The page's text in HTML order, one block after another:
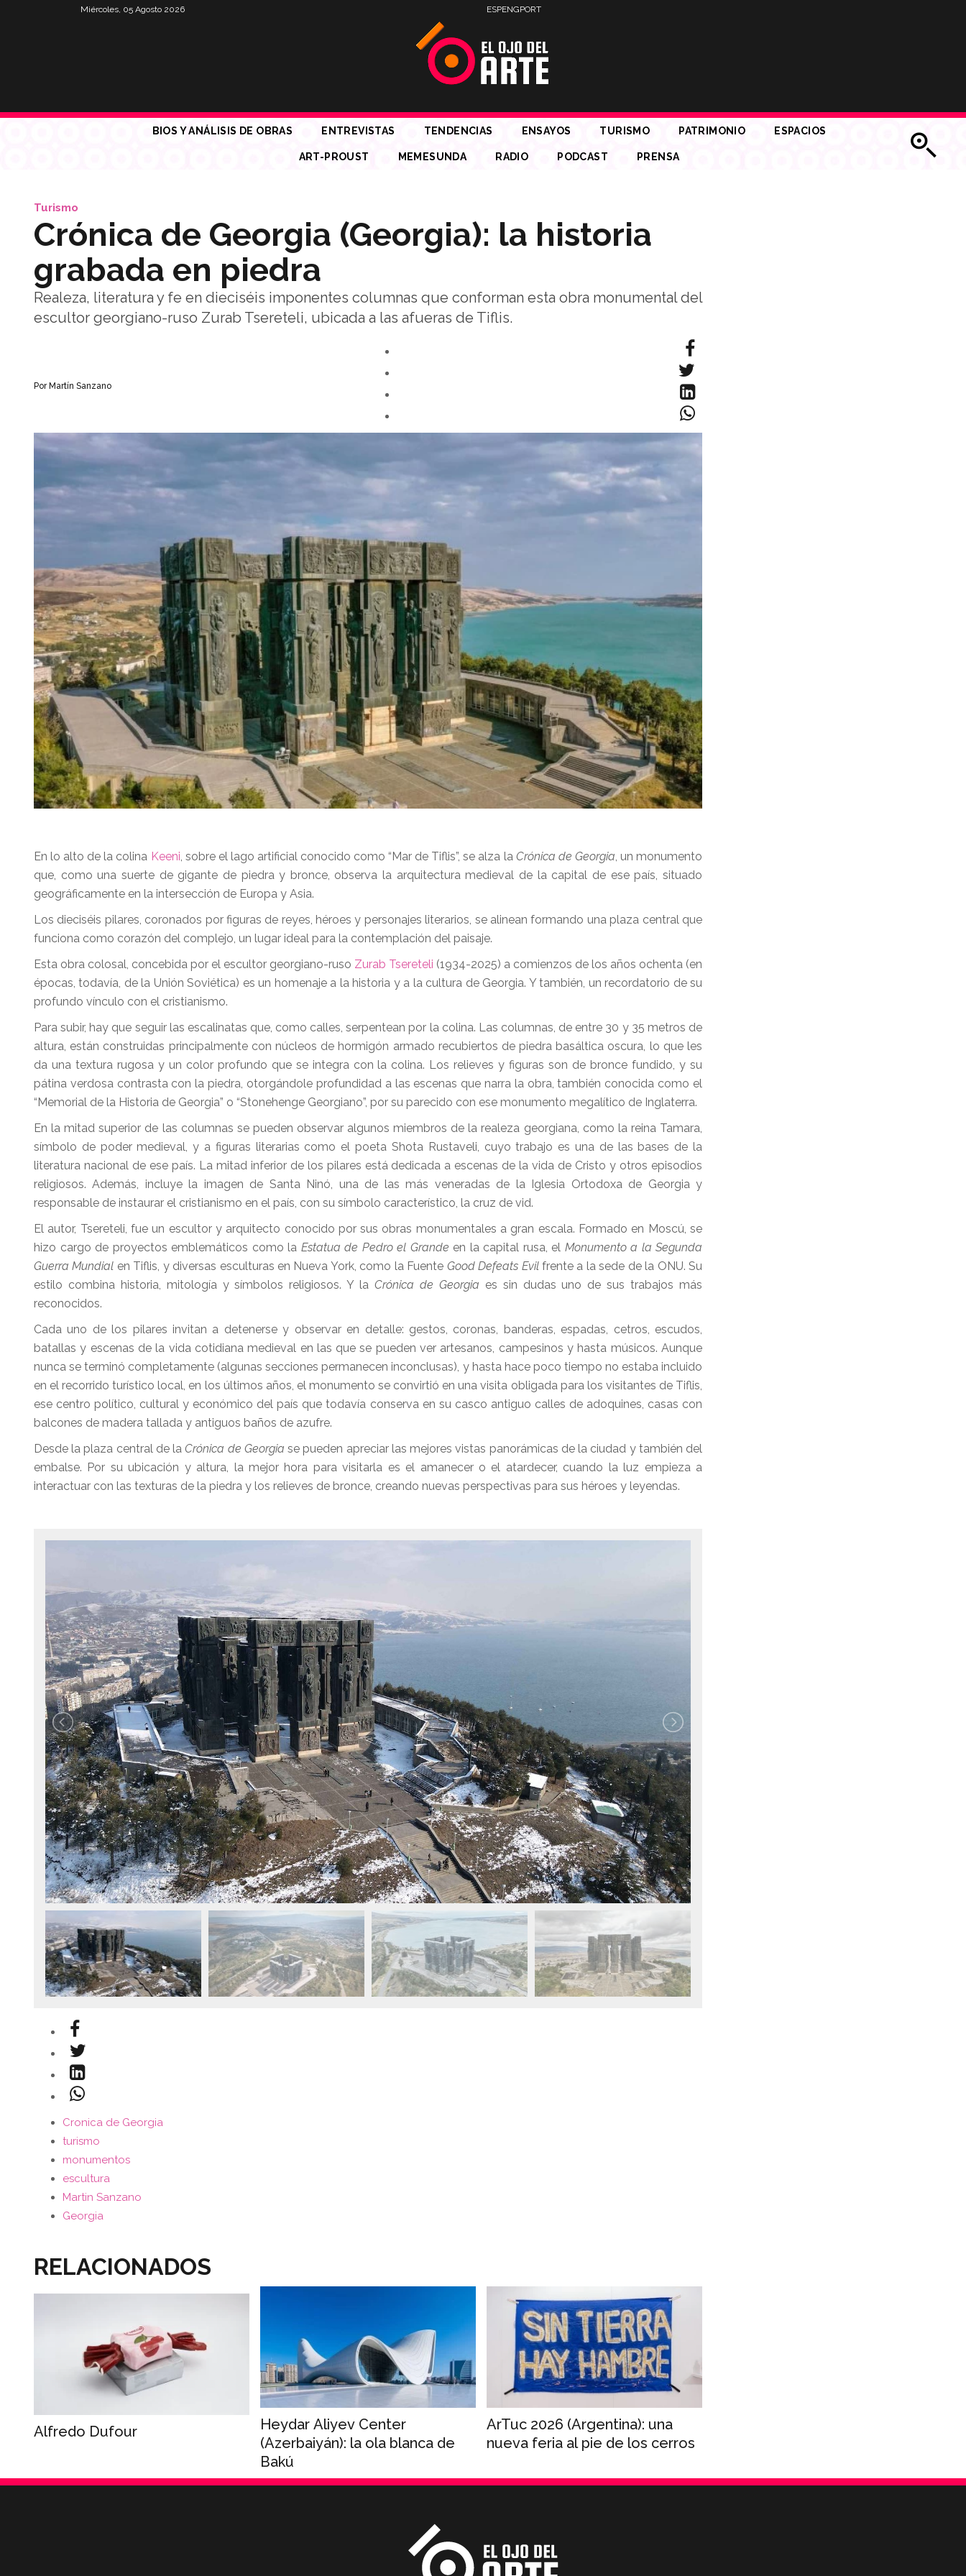
Miércoles, 05 Agosto 2026 ESPENGPORT
BIOS Y ANÁLISIS DE OBRAS ENTREVISTAS TENDENCIAS ENSAYOS TURISMO PATRIMONIO ESPACIOS
ART-PROUST MEMESUNDA RADIO PODCAST PRENSA
Turismo
Crónica de Georgia (Georgia): la historia
grabada en piedra
Realeza, literatura y fe en dieciséis imponentes columnas que conforman esta obra monumental del
escultor georgiano-ruso Zurab Tsereteli, ubicada a las afueras de Tiflis.
Por Martín Sanzano
En lo alto de la colina Keeni, sobre el lago artificial conocido como “Mar de Tiflis”, se alza la Crónica de Georgia, un monumento
que, como una suerte de gigante de piedra y bronce, observa la arquitectura medieval de la capital de ese país, situado
geográficamente en la intersección de Europa y Asia.
Los dieciséis pilares, coronados por figuras de reyes, héroes y personajes literarios, se alinean formando una plaza central que
funciona como corazón del complejo, un lugar ideal para la contemplación del paisaje.
Esta obra colosal, concebida por el escultor georgiano-ruso Zurab Tsereteli (1934-2025) a comienzos de los años ochenta (en
épocas, todavía, de la Unión Soviética) es un homenaje a la historia y a la cultura de Georgia. Y también, un recordatorio de su
profundo vínculo con el cristianismo.
Para subir, hay que seguir las escalinatas que, como calles, serpentean por la colina. Las columnas, de entre 30 y 35 metros de
altura, están construidas principalmente con núcleos de hormigón armado recubiertos de piedra basáltica oscura, lo que les
da una textura rugosa y un color profundo que se integra con la colina. Los relieves y figuras son de bronce fundido, y su
pátina verdosa contrasta con la piedra, otorgándole profundidad a las escenas que narra la obra, también conocida como el
“Memorial de la Historia de Georgia” o “Stonehenge Georgiano”, por su parecido con ese monumento megalítico de Inglaterra.
En la mitad superior de las columnas se pueden observar algunos miembros de la realeza georgiana, como la reina Tamara,
símbolo de poder medieval, y a figuras literarias como el poeta Shota Rustaveli, cuyo trabajo es una de las bases de la
literatura nacional de ese país. La mitad inferior de los pilares está dedicada a escenas de la vida de Cristo y otros episodios
religiosos. Además, incluye la imagen de Santa Ninó, una de las más veneradas de la Iglesia Ortodoxa de Georgia y
responsable de instaurar el cristianismo en el país, con su símbolo característico, la cruz de vid.
El autor, Tsereteli, fue un escultor y arquitecto conocido por sus obras monumentales a gran escala. Formado en Moscú, se
hizo cargo de proyectos emblemáticos como la Estatua de Pedro el Grande en la capital rusa, el Monumento a la Segunda
Guerra Mundial en Tiflis, y diversas esculturas en Nueva York, como la Fuente Good Defeats Evilfrente a la sede de la ONU. Su
estilo combina historia, mitología y símbolos religiosos. Y laCrónica de Georgia es sin dudas uno de sus trabajos más
reconocidos.
Cada uno de los pilares invitan a detenerse y observar en detalle: gestos, coronas, banderas, espadas, cetros, escudos,
batallas y escenas de la vida cotidiana medieval en las que se pueden ver artesanos, campesinos y hasta músicos. Aunque
nunca se terminó completamente (algunas secciones permanecen inconclusas), y hasta hace poco tiempo no estaba incluido
en el recorrido turístico local, en los últimos años, el monumento se convirtió en una visita obligada para los visitantes de Tiflis,
ese centro político, cultural y económico del país que todavía conserva en su casco antiguo calles de adoquines, casas con
balcones de madera tallada y antiguos baños de azufre.
Desde la plaza central de laCrónica de Georgia se pueden apreciar las mejores vistas panorámicas de la ciudad y también del
embalse. Por su ubicación y altura, la mejor hora para visitarla es el amanecer o el atardecer, cuando la luz empieza a
interactuar con las texturas de la piedra y los relieves de bronce, creando nuevas perspectivas para sus héroes y leyendas.
Cronica de Georgia
turismo
monumentos
escultura
Martin Sanzano
Georgia
RELACIONADOS
Alfredo Dufour
Heydar Aliyev Center
(Azerbaiyán): la ola blanca de
Bakú
ArTuc 2026 (Argentina): una
nueva feria al pie de los cerros